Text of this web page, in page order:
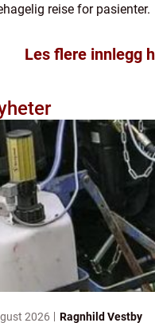
reise for pasienter.
Les flere innlegg
2026 Ragnhild Vestby